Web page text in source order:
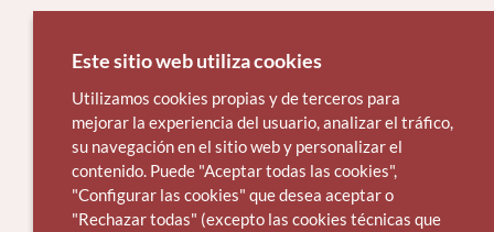
Este sitio web utiliza cookies
Utilizamos cookies propias y de terceros para
mejorar la experiencia del usuario, analizar el tráfico,
su navegación en el sitio web y personalizar el
contenido. Puede "Aceptar todas las cookies",
"Configurar las cookies" que desea aceptar o
"Rechazar todas" (excepto las cookies técnicas que